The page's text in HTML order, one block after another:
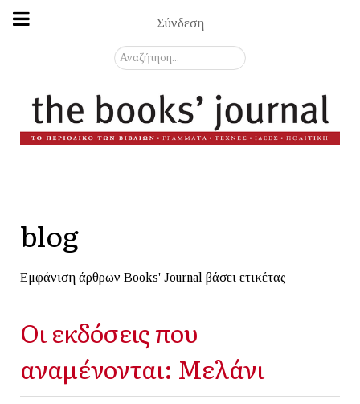
Σύνδεση
Αναζήτηση...
blog
Εμφάνιση άρθρων Books' Journal βάσει ετικέτας
Οι εκδόσεις που
αναμένονται: Μελάνι